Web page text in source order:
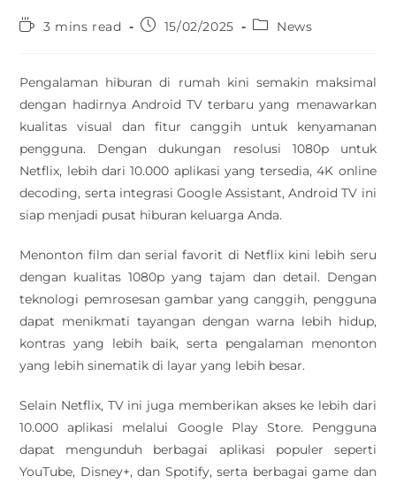
3 mins read 15/02/2025 News
Pengalaman hiburan di rumah kini semakin maksimal
dengan hadirnya Android TV terbaru yang menawarkan
kualitas visual dan fitur canggih untuk kenyamanan
pengguna. Dengan dukungan resolusi 1080p untuk
Netflix, lebih dari 10.000 aplikasi yang tersedia, 4K online
decoding, serta integrasi Google Assistant, Android TV ini
siap menjadi pusat hiburan keluarga Anda.
Menonton film dan serial favorit di Netflix kini lebih seru
dengan kualitas 1080p yang tajam dan detail. Dengan
teknologi pemrosesan gambar yang canggih, pengguna
dapat menikmati tayangan dengan warna lebih hidup,
kontras yang lebih baik, serta pengalaman menonton
yang lebih sinematik di layar yang lebih besar.
Selain Netflix, TV ini juga memberikan akses ke lebih dari
10.000 aplikasi melalui Google Play Store. Pengguna
dapat mengunduh berbagai aplikasi populer seperti
YouTube, Disney+, dan Spotify, serta berbagai game dan